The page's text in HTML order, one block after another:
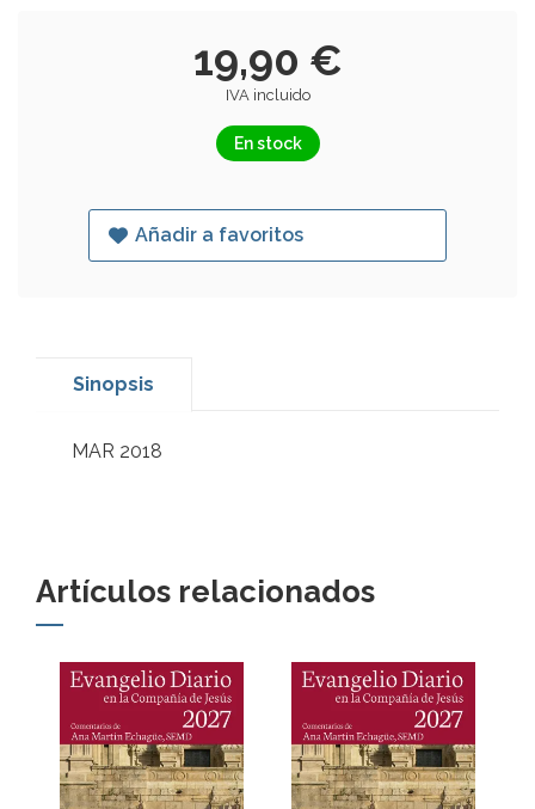
19,90 €
IVA incluido
En stock
Añadir a favoritos
Sinopsis
MAR 2018
Artículos relacionados